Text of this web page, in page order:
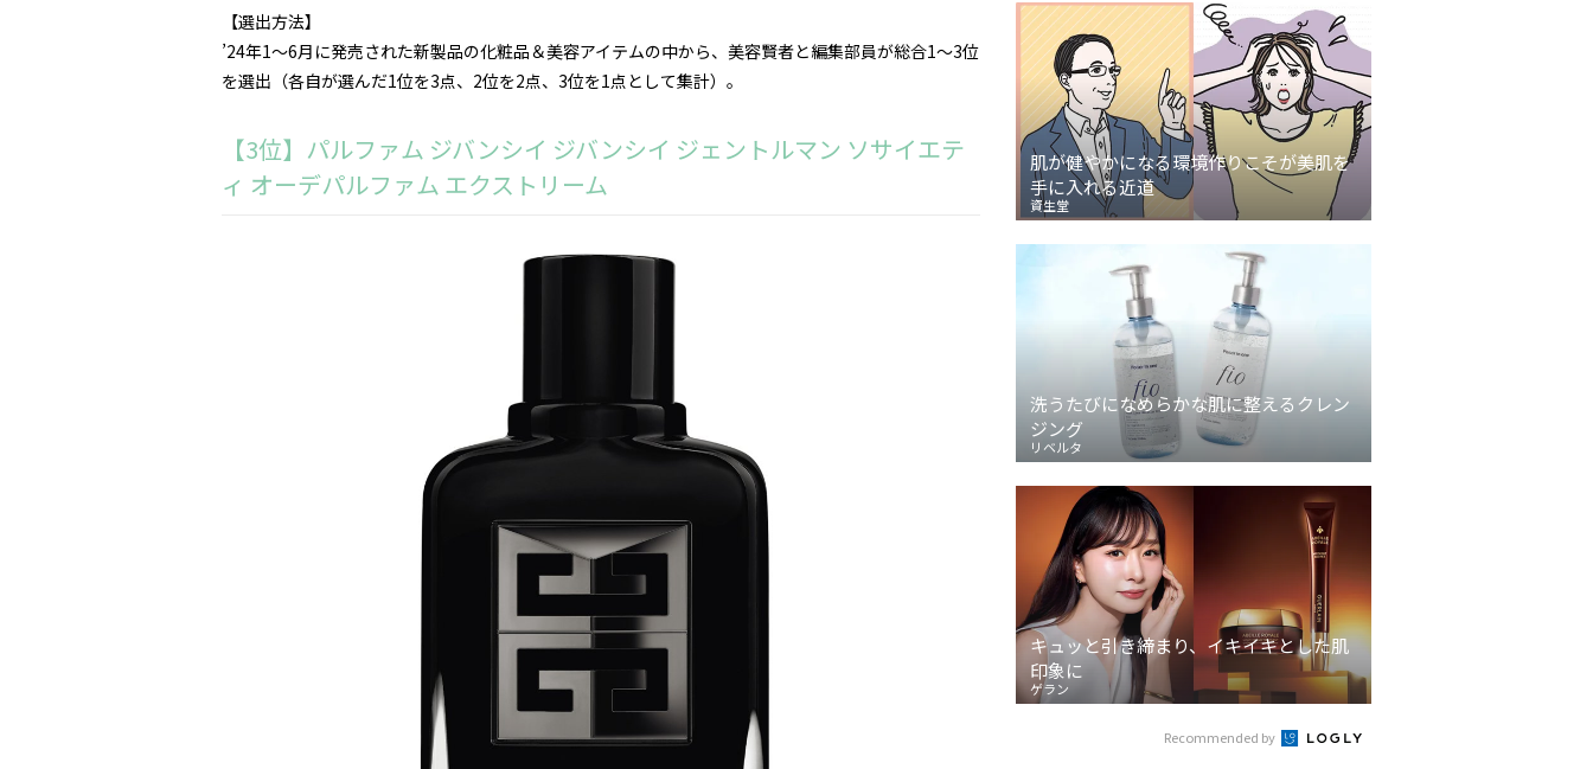
【選出方法】
’24年1～6月に発売された新製品の化粧品＆美容アイテムの中から、美容賢者と編集部員が総合1～3位
を選出（各自が選んだ1位を3点、2位を2点、3位を1点として集計）。
【3位】パルファム ジバンシイ ジバンシイ ジェントルマン ソサイエテ
ィ オーデパルファム エクストリーム
肌が健やかになる環境作りこそが美肌を
手に入れる近道
資生堂
洗うたびになめらかな肌に整えるクレン
ジング
リベルタ
キュッと引き締まり、イキイキとした肌
印象に
ゲラン
Recommended by